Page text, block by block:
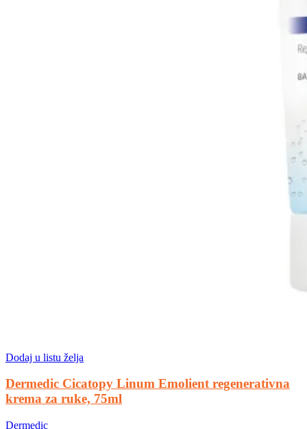
Dodaj u listu želja
Dermedic Cicatopy Linum Emolient regenerativna
krema za ruke, 75ml
Dermedic